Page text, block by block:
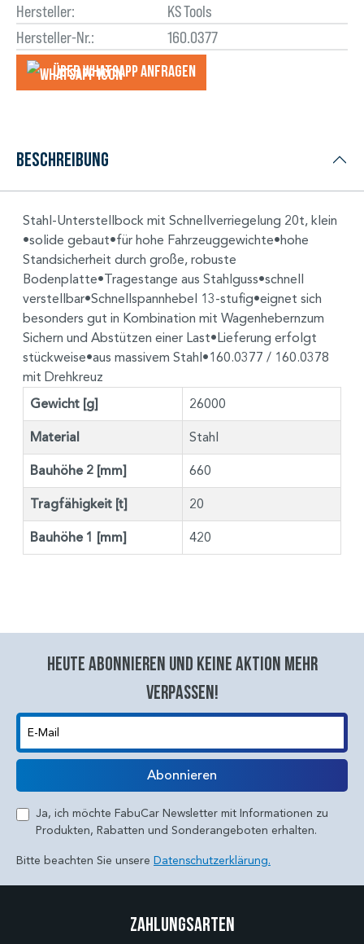
Hersteller:
KS Tools
Hersteller-Nr.:
160.0377
Über WhatsApp anfragеn
Beschreibung
Stahl-Unterstellbock mit Schnellverriegelung 20t, klein
•solide gebaut•für hohe Fahrzeuggewichte•hohe
Standsicherheit durch große, robuste
Bodenplatte•Tragestange aus Stahlguss•schnell
verstellbar•Schnellspannhebel 13-stufig•eignet sich
besonders gut in Kombination mit Wagenhebernzum
Sichern und Abstützen einer Last•Lieferung erfolgt
stückweise•aus massivem Stahl•160.0377 / 160.0378
mit Drehkreuz
Gewicht [g] 26000
Material Stahl
Bauhöhe 2 [mm] 660
Tragfähigkeit [t] 20
Bauhöhe 1 [mm] 420
Heute abonnieren und keine aktion mehr
verpassen!
E-Mail
Abonnieren
Ja, ich möchte FabuCar Newsletter mit Informationen zu
Produkten, Rabatten und Sonderangeboten erhalten.
Bitte beachten Sie unsere Datenschutzerklärung.
Zahlungsarten